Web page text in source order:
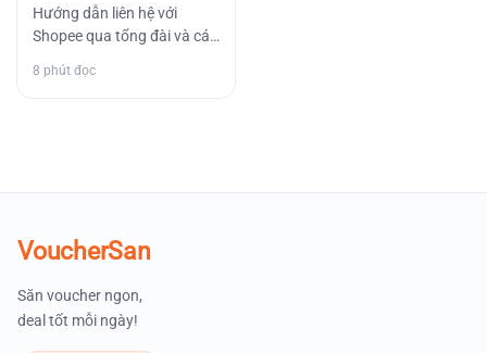
Hướng dẫn liên hệ với
Shopee qua tổng đài và các
Tìm hiểu số điện…
8 phút đọc
VoucherSan
Săn voucher ngon,
deal tốt mỗi ngày!